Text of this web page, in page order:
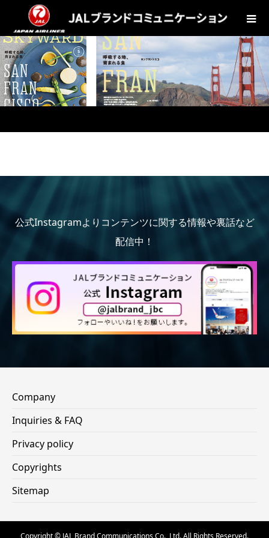
公式Instagramよりコンテンツに関する情報や裏話など
配信中！
Company
Inquiries & FAQ
Privacy policy
Copyrights
Sitemap